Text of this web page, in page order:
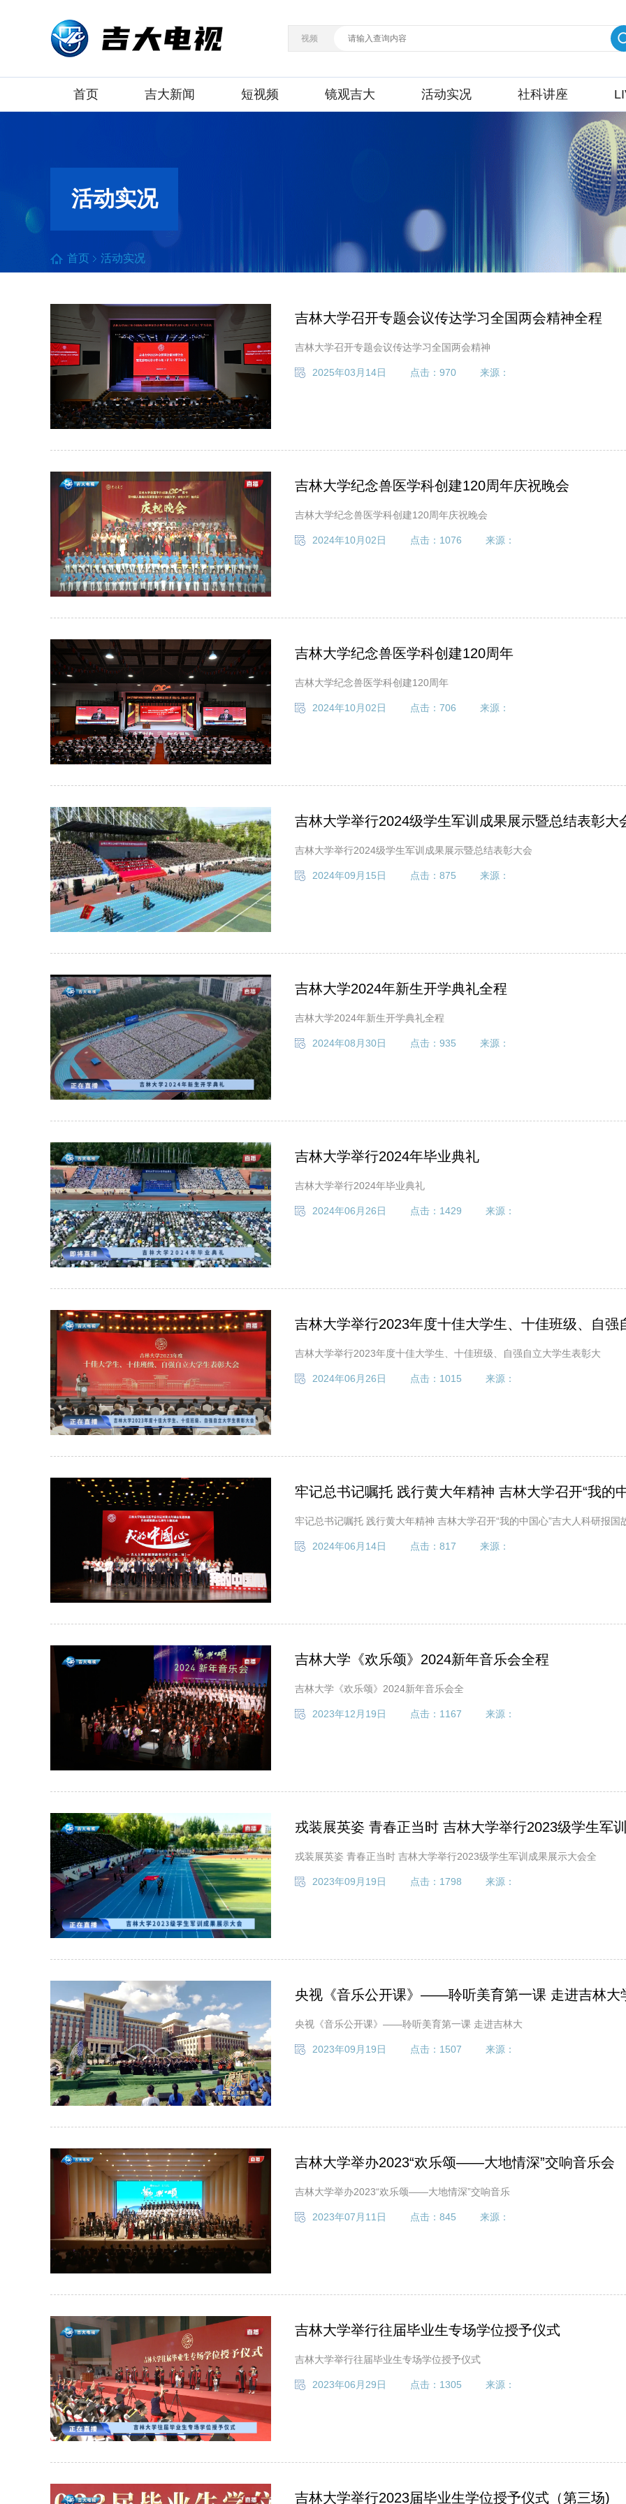
视频
首页 吉大新闻 短视频 镜观吉大 活动实况 社科讲座
活动实况
首页 活动实况
吉林大学召开专题会议传达学习全国两会精神全程
吉林大学召开专题会议传达学习全国两会精神
2025年03月14日 点击： 970 来源：
吉林大学纪念兽医学科创建120周年庆祝晚会
吉林大学纪念兽医学科创建120周年庆祝晚会
2024年10月02日 点击： 1076 来源：
吉林大学纪念兽医学科创建120周年
吉林大学纪念兽医学科创建120周年
2024年10月02日 点击： 706 来源：
吉林大学举行2024级学生军训成果展示暨总结表彰大
吉林大学举行2024级学生军训成果展示暨总结表彰大会
2024年09月15日 点击： 875 来源：
吉林大学2024年新生开学典礼全程
吉林大学2024年新生开学典礼全程
2024年08月30日 点击： 935 来源：
吉林大学举行2024年毕业典礼
吉林大学举行2024年毕业典礼
2024年06月26日 点击： 1429 来源：
吉林大学举行2023年度十佳大学生、十佳班级、自强
吉林大学举行2023年度十佳大学生、十佳班级、自强自立大学生表彰大
2024年06月26日 点击： 1015 来源：
牢记总书记嘱托 践行黄大年精神 吉林大学召开“我的
牢记总书记嘱托 践行黄大年精神 吉林大学召开“我的中国心”吉大人科研报国
2024年06月14日 点击： 817 来源：
吉林大学《欢乐颂》2024新年音乐会全程
吉林大学《欢乐颂》2024新年音乐会全
2023年12月19日 点击： 1167 来源：
戎装展英姿 青春正当时 吉林大学举行2023级学生军
戎装展英姿 青春正当时 吉林大学举行2023级学生军训成果展示大会全
2023年09月19日 点击： 1798 来源：
央视《音乐公开课》——聆听美育第一课 走进吉林大
央视《音乐公开课》——聆听美育第一课 走进吉林大
2023年09月19日 点击： 1507 来源：
吉林大学举办2023“欢乐颂——大地情深”交响音乐会
吉林大学举办2023“欢乐颂——大地情深”交响音乐
2023年07月11日 点击： 845 来源：
吉林大学举行往届毕业生专场学位授予仪式
吉林大学举行往届毕业生专场学位授予仪式
2023年06月29日 点击： 1305 来源：
吉林大学举行2023届毕业生学位授予仪式（第三场)